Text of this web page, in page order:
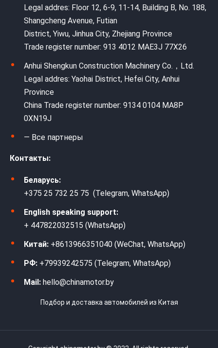
Legal addres: Floor 12, 6-9, 11-14, Building B, No. 188,
Shangcheng Avenue, Futian
District, Yiwu, Jinhua City, Zhejiang Province
Trade register number: 913 4012 MAE3J 77X26
Anhui Shengkun Construction Machinery Co.，Ltd.
Legal addres: Yaohai District, Hefei City, Anhui
Province
China Trade register number: 9134 0104 MA8P
0XN19J
— Все партнеры
Контакты:
Беларусь:
+375 25 732 25 75 (Telegram, WhatsApp)
English speaking support:
+ 447822032515 (WhatsApp)
Китай: +8613966351040 (WeChat, WhatsApp)
РФ: +79939242575 (Telegram, WhatsApp)
Mail: hello@chinamotor.by
Подбор и доставка автомобилей из Китая